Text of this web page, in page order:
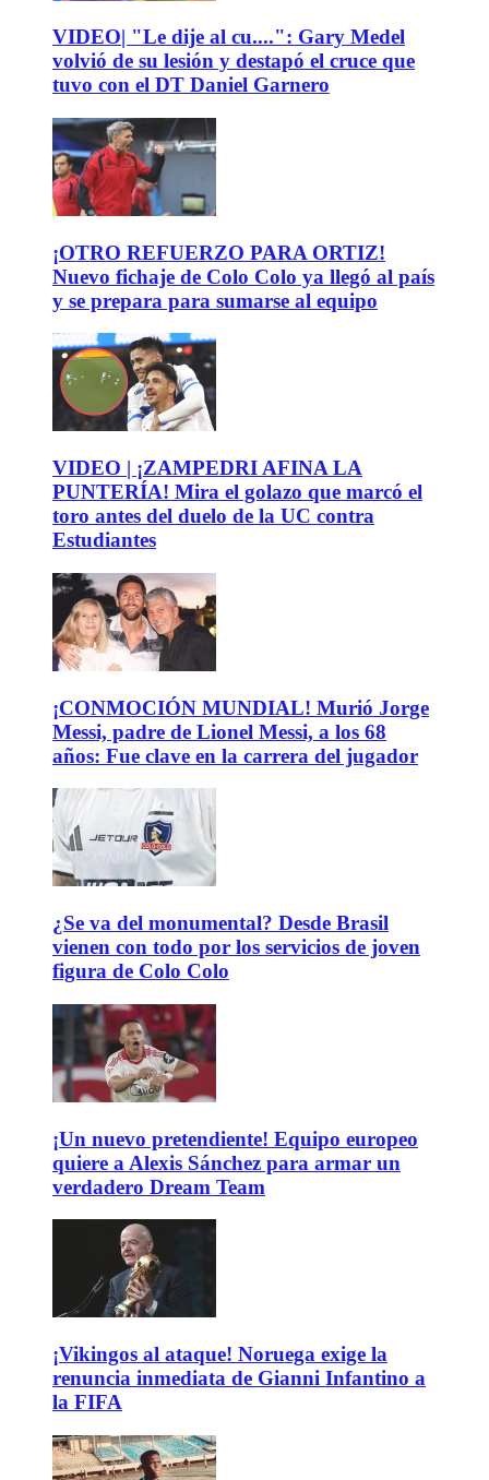
VIDEO| "Le dije al cu....": Gary Medel
volvió de su lesión y destapó el cruce que
tuvo con el DT Daniel Garnero
¡OTRO REFUERZO PARA ORTIZ!
Nuevo fichaje de Colo Colo ya llegó al país
y se prepara para sumarse al equipo
VIDEO | ¡ZAMPEDRI AFINA LA
PUNTERÍA! Mira el golazo que marcó el
toro antes del duelo de la UC contra
Estudiantes
¡CONMOCIÓN MUNDIAL! Murió Jorge
Messi, padre de Lionel Messi, a los 68
años: Fue clave en la carrera del jugador
¿Se va del monumental? Desde Brasil
vienen con todo por los servicios de joven
figura de Colo Colo
¡Un nuevo pretendiente! Equipo europeo
quiere a Alexis Sánchez para armar un
verdadero Dream Team
¡Vikingos al ataque! Noruega exige la
renuncia inmediata de Gianni Infantino a
la FIFA